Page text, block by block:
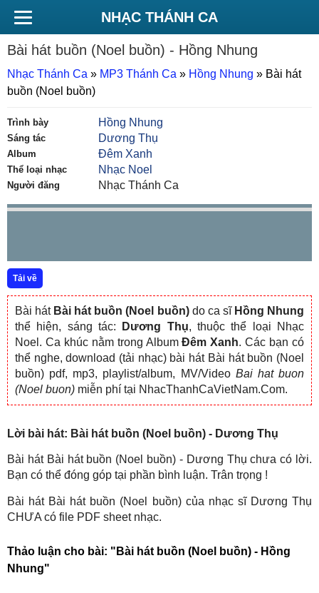
NHẠC THÁNH CA
Bài hát buồn (Noel buồn) - Hồng Nhung
Nhạc Thánh Ca » MP3 Thánh Ca » Hồng Nhung » Bài hát
buồn (Noel buồn)
Trình bày Hồng Nhung
Sáng tác Dương Thụ
Album Đêm Xanh
Thể loại nhạc Nhạc Noel
Người đăng Nhạc Thánh Ca
Tải về
Bài hát Bài hát buồn (Noel buồn)do ca sĩ Hồng Nhung
thể hiện, sáng tác:
Dương Thụ, thuộc thể loại Nhạc
Noel. Ca khúc nằm trong AlbumĐêm Xanh. Các bạn có
thể nghe, download (tải nhạc) bài hát Bài hát buồn (Noel
buồn) pdf, mp3, playlist/album, MV/Video Bai hat buon
(Noel buon) miễn phí tại NhacThanhCaVietNam.Com.
Lời bài hát: Bài hát buồn (Noel buồn) - Dương Thụ
Bài hát Bài hát buồn (Noel buồn) - Dương Thụ chưa có lời.
Bạn có thể đóng góp tại phần bình luận. Trân trọng !
Bài hát Bài hát buồn (Noel buồn) của nhạc sĩ Dương Thụ
CHƯA có file PDF sheet nhạc.
Thảo luận cho bài: "Bài hát buồn (Noel buồn) - Hồng
Nhung"